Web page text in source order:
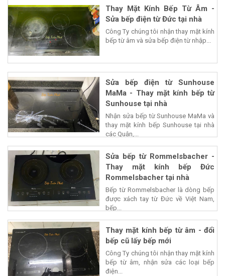
Thay Mặt Kính Bếp Từ Âm -
Sửa bếp điện từ Đức tại nhà
Công Ty chúng tôi nhận thay mặt kính
bếp từ âm và sửa bếp điện từ nhập...
Sửa bếp điện từ Sunhouse
MaMa - Thay mặt kính bếp từ
Sunhouse tại nhà
Nhận sửa bếp từ Sunhouse MaMa và
thay mặt kính bếp Sunhouse tại nhà
các Quận,...
Sửa bếp từ Rommelsbacher -
Thay mặt kính bếp Đức
Rommelsbacher tại nhà
Bếp từ Rommelsbacher là dòng bếp
được xách tay từ Đức về Việt Nam,
bếp...
Thay mặt kính bếp từ âm - đổi
bếp cũ lấy bếp mới
Công Ty chúng tôi nhận thay mặt kính
bếp từ âm, nhận sửa các loại bếp
điện...